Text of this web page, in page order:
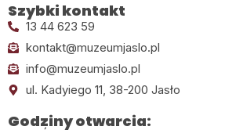
Szybki kontakt
13 44 623 59
kontakt@muzeumjaslo.pl
info@muzeumjaslo.pl
ul. Kadyiego 11, 38-200 Jasło
Godziny otwarcia: